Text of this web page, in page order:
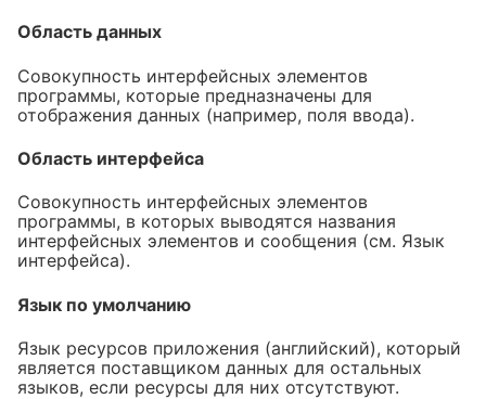
Область данных
Совокупность интерфейсных элементов
программы, которые предназначены для
отображения данных (например, поля ввода).
Область интерфейса
Совокупность интерфейсных элементов
программы, в которых выводятся названия
интерфейсных элементов и сообщения (см. Язык
интерфейса).
Язык по умолчанию
Язык ресурсов приложения (английский), который
является поставщиком данных для остальных
языков, если ресурсы для них отсутствуют.